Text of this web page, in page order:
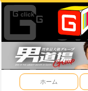
ホーム